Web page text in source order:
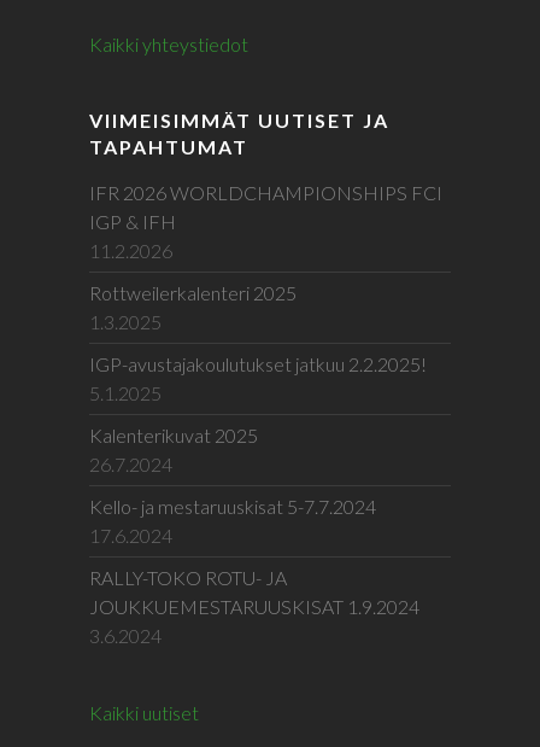
Kaikki yhteystiedot
VIIMEISIMMÄT UUTISET JA
TAPAHTUMAT
IFR 2026 WORLDCHAMPIONSHIPS FCI
IGP & IFH
11.2.2026
Rottweilerkalenteri 2025
1.3.2025
IGP-avustajakoulutukset jatkuu 2.2.2025!
5.1.2025
Kalenterikuvat 2025
26.7.2024
Kello- ja mestaruuskisat 5-7.7.2024
17.6.2024
RALLY-TOKO ROTU- JA
JOUKKUEMESTARUUSKISAT 1.9.2024
3.6.2024
Kaikki uutiset